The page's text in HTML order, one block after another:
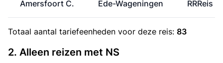
Amersfoort C. Ede-Wageningen RRReis
Totaal aantal tariefeenheden voor deze reis: 83
2. Alleen reizen met NS